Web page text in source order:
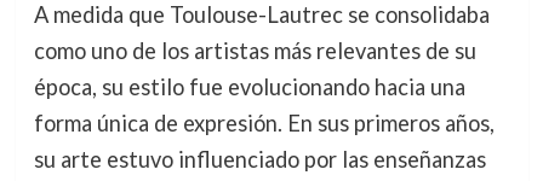
A medida que Toulouse-Lautrec se consolidaba
como uno de los artistas más relevantes de su
época, su estilo fue evolucionando hacia una
forma única de expresión. En sus primeros años,
su arte estuvo influenciado por las enseñanzas